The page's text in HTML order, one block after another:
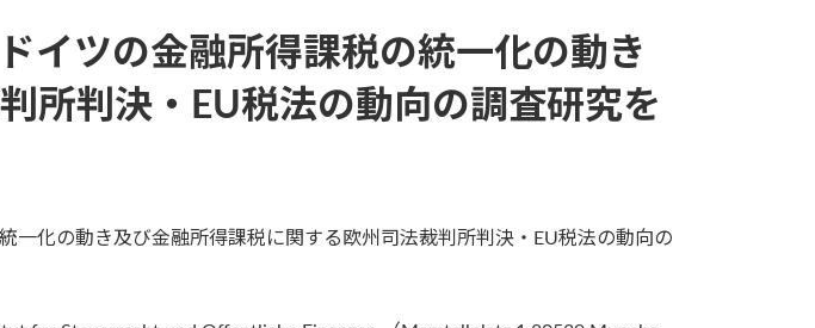
イツの金融所得課税の統一化の動き
所判決・EU税法の動向の調査研究を
化の動き及び金融所得課税に関する欧州司法裁判所判決・EU税法の動向の